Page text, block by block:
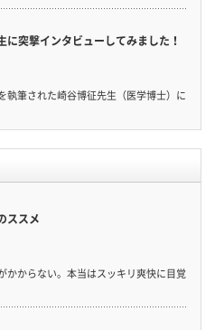
に突撃インタビューしてみました！
執筆された崎谷博征先生（医学博士）に
ススメ
かからない。本当はスッキリ爽快に目覚